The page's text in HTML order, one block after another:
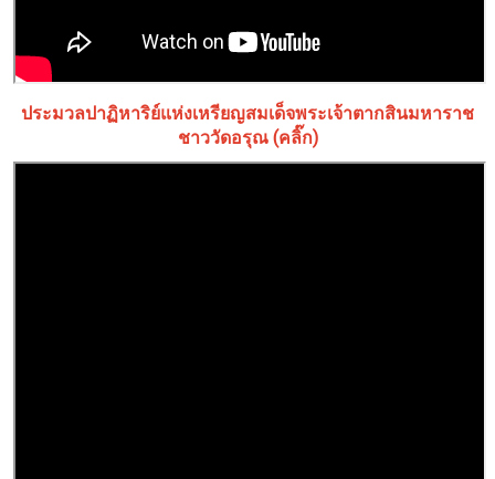
ประมวลปาฏิหาริย์แห่งเหรียญสมเด็จพระเจ้าตากสินมหาราช
ชาววัดอรุณ (คลิ๊ก)